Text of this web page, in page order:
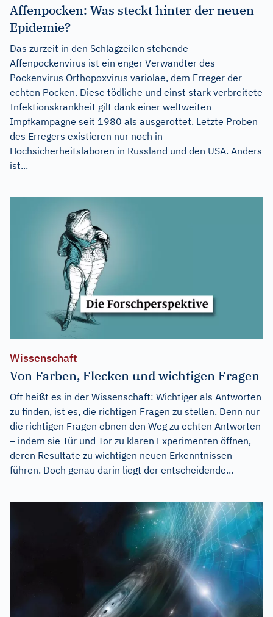
Affenpocken: Was steckt hinter der neuen
Epidemie?
Das zurzeit in den Schlagzeilen stehende
Affenpockenvirus ist ein enger Verwandter des
Pockenvirus Orthopoxvirus variolae, dem Erreger der
echten Pocken. Diese tödliche und einst stark verbreitete
Infektionskrankheit gilt dank einer weltweiten
Impfkampagne seit 1980 als ausgerottet. Letzte Proben
des Erregers existieren nur noch in
Hochsicherheitslaboren in Russland und den USA. Anders
ist...
Wissenschaft
Von Farben, Flecken und wichtigen Fragen
Oft heißt es in der Wissenschaft: Wichtiger als Antworten
zu finden, ist es, die richtigen Fragen zu stellen. Denn nur
die richtigen Fragen ebnen den Weg zu echten Antworten
– indem sie Tür und Tor zu klaren Experimenten öffnen,
deren Resultate zu wichtigen neuen Erkenntnissen
führen. Doch genau darin liegt der entscheidende...